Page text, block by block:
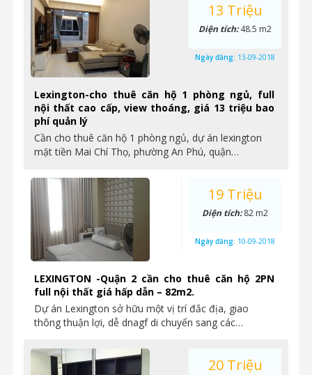
Lexington-cho thuê căn hộ 1 phòng ngủ, full
nội thất cao cấp, view thoáng, giá 13 triệu bao
phí quản lý
Cần cho thuê căn hộ 1 phòng ngủ, dự án lexington
mặt tiền Mai Chí Thọ, phường An Phú, quận…
13 Triệu
Diện tích:48.5 m2
Ngày đăng: 13-09-2018
LEXINGTON -Quận 2 cần cho thuê căn hộ 2PN
full nội thất giá hấp dẫn – 82m2.
Dự án Lexington sở hữu một vị trí đắc địa, giao
thông thuận lợi, dễ dnagf di chuyển sang các…
19 Triệu
Diện tích:82 m2
Ngày đăng: 10-09-2018
20 Triệu